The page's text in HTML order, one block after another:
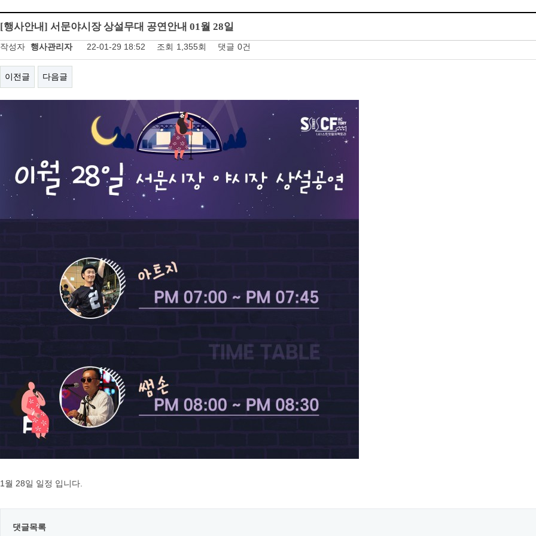
[행사안내] 서문야시장 상설무대 공연안내 01월 28일
작성자 행사관리자 22-01-29 18:52 조회 1,355회 댓글 0건
이전글 다음글
1월 28일 일정 입니다.
댓글목록